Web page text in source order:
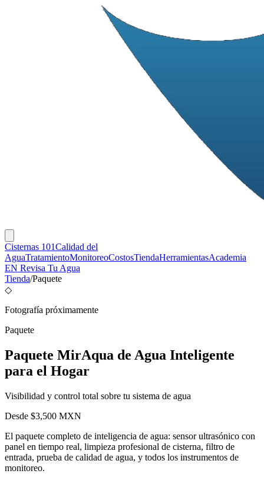
Cisternas 101Calidad del
AguaTratamientoMonitoreoCostosTiendaHerramientasAcademia
EN Revisa Tu Agua
Tienda/Paquete
◇
Fotografía próximamente
Paquete
Paquete MirAqua de Agua Inteligente
para el Hogar
Visibilidad y control total sobre tu sistema de agua
Desde $3,500 MXN
El paquete completo de inteligencia de agua: sensor ultrasónico con
panel en tiempo real, limpieza profesional de cisterna, filtro de
entrada, prueba de calidad de agua, y todos los instrumentos de
monitoreo.